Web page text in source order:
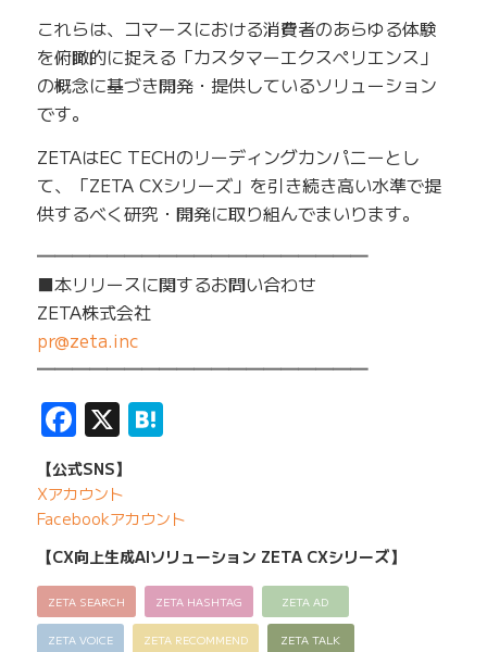
これらは、コマースにおける消費者のあらゆる体験
を俯瞰的に捉える「カスタマーエクスペリエンス」
の概念に基づき開発・提供しているソリューション
です。
ZETAはEC TECHのリーディングカンパニーとし
て、「ZETA CXシリーズ」を引き続き高い水準で提
供するべく研究・開発に取り組んでまいります。
━━━━━━━━━━━━━━━━━━━
■本リリースに関するお問い合わせ
ZETA株式会社
pr@zeta.inc
━━━━━━━━━━━━━━━━━━━
Facebook
X Hatena
【公式SNS】
Xアカウント
Facebookアカウント
【CX向上生成AIソリューション ZETA CXシリーズ】
ZETA SEARCH ZETA HASHTAG ZETA AD
ZETA VOICE ZETA RECOMMEND ZETA TALK